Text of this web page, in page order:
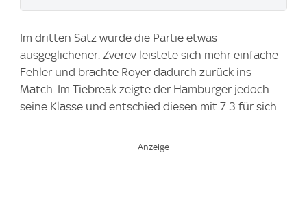
Im dritten Satz wurde die Partie etwas
ausgeglichener. Zverev leistete sich mehr einfache
Fehler und brachte Royer dadurch zurück ins
Match. Im Tiebreak zeigte der Hamburger jedoch
seine Klasse und entschied diesen mit 7:3 für sich.